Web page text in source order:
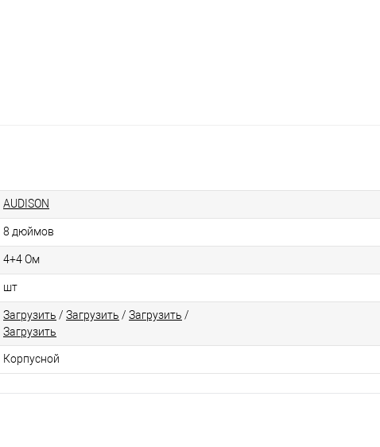
AUDISON
8 дюймов
4+4 Ом
шт
Загрузить / Загрузить / Загрузить /
Загрузить
Корпусной